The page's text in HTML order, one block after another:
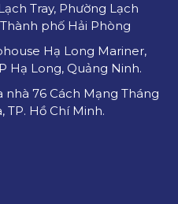
Tray, Phường Lạch
phố Hải Phòng
Hạ Long Mariner,
Hạ Long, Quảng Ninh.
nhà 76 Cách Mạng Tháng
TP. Hồ Chí Minh.